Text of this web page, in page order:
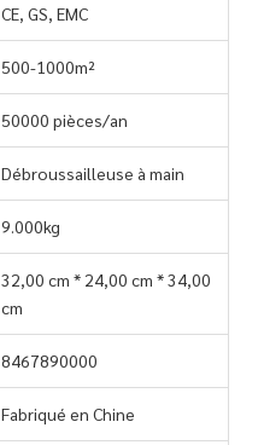
CE, GS, EMC
500-1000m²
50000 pièces/an
Débroussailleuse à main
9.000kg
32,00 cm * 24,00 cm * 34,00
cm
8467890000
Fabriqué en Chine